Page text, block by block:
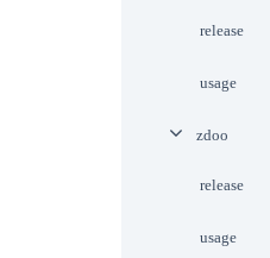
release
usage
zdoo
release
usage